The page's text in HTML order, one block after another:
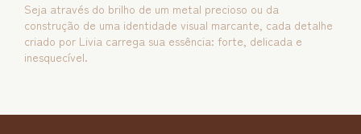
Seja através do brilho de um metal precioso ou da
construção de uma identidade visual marcante, cada detalhe
criado por Livia carrega sua essência: forte, delicada e
inesquecível.